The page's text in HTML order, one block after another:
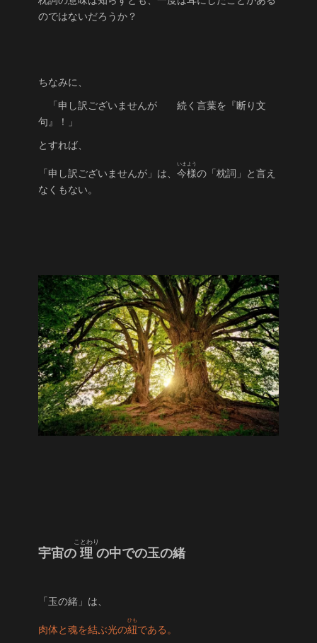
のではないだろうか？
ちなみに、
「申し訳ございませんが 続く言葉を『断り文
句』！」
とすれば、
「申し訳ございませんが」は、 今様
いまよう
の「枕詞」と言え
なくもない。
宇宙の 理
ことわり
の中での玉の緒
「玉の緒」は、
肉体と魂を結ぶ光の紐
ひも
である。